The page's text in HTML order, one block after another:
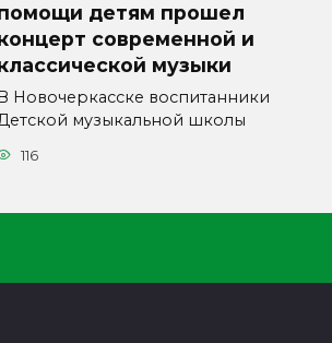
детям прошел
современной и
музыки
Новочеркасске воспитанники
музыкальной школы
116